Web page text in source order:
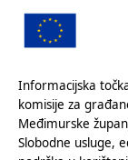
Informacijska
komisije za
Međimurske
Slobodne usluge,